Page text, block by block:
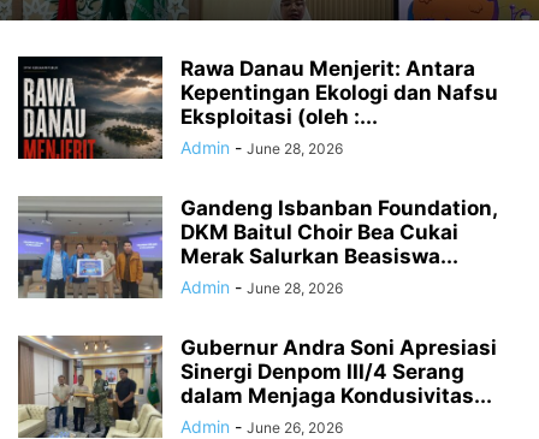
Rawa Danau Menjerit: Antara
Kepentingan Ekologi dan Nafsu
Eksploitasi (oleh :...
Admin - June 28, 2026
Gandeng Isbanban Foundation,
DKM Baitul Choir Bea Cukai
Merak Salurkan Beasiswa...
Admin - June 28, 2026
Gubernur Andra Soni Apresiasi
Sinergi Denpom III/4 Serang
dalam Menjaga Kondusivitas...
Admin - June 26, 2026